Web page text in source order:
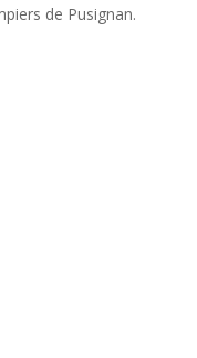
de Pusignan.